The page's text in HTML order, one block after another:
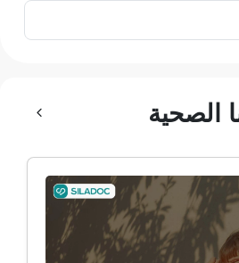
الصحية